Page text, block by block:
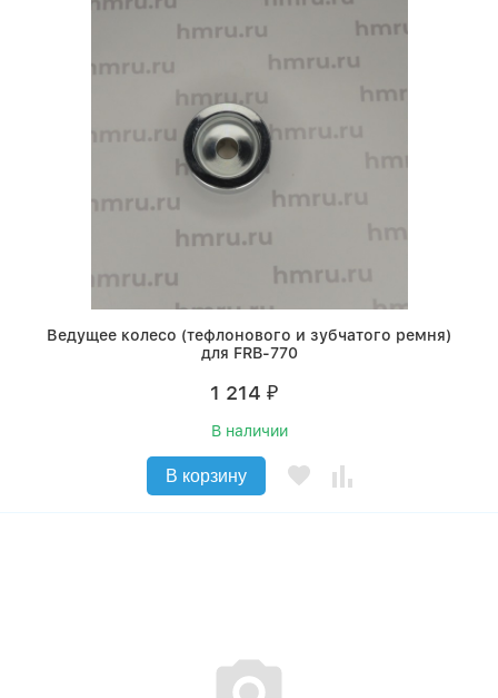
Ведущее колесо (тефлонового и зубчатого ремня)
для FRB-770
1 214 ₽
В наличии
В корзину